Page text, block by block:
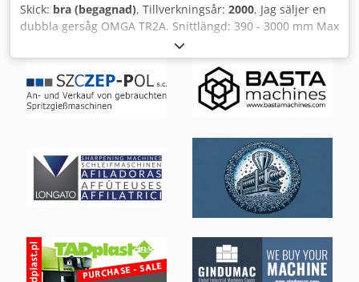
Skick: bra (begagnad), Tillverkningsår: 2000, Jag säljer en
dubbla gersåg OMGA TR2A. Snittlängd: 390 - 3000 mm Max
snittbredd: 170 mm Max snitthöjd: 90 mm Svängbara
huvuden: 0 ± 45° 2 horisontella och 2 vertikala
pneumatiska materialklämmor 2 motorer x 1,62 kW (2,2 HK)
Bra skick. Omedelbart tillgänglig. Chedpfxotwbcye Am Uoa